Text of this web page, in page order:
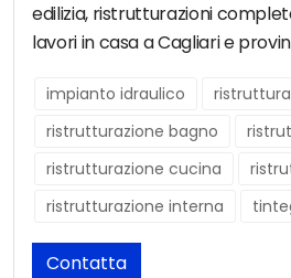
edilizia, ristrutturazioni
lavori in casa a Cagliari e
impianto idraulico
ristrutturazione bagno
ristrutturazione cucina
ristrutturazione interna
Contatta